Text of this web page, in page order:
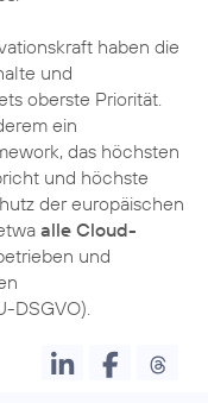
haben die
und
oberste Priorität.
ein
das höchsten
und höchste
der europäischen
alle Cloud-
und
DSGVO).